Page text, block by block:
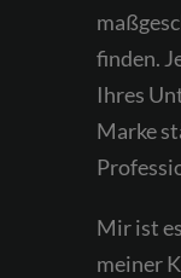
finden.
Ihres
Marke
Mir ist
meiner